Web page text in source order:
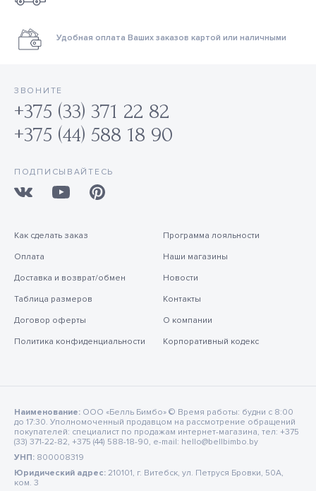
Удобная оплата Ваших заказов картой или наличными
ЗВОНИТЕ
+375 (33) 371 22 82
+375 (44) 588 18 90
ПОДПИСЫВАЙТЕСЬ
Как сделать заказ
Оплата
Доставка и возврат/обмен
Таблица размеров
Договор оферты
Политика конфиденциальности
Программа лояльности
Наши магазины
Новости
Контакты
О компании
Корпоративный кодекс
Наименование: ООО «Белль Бимбо» © Время работы: будни с 8:00
до 17:30. Уполномоченный продавцом на рассмотрение обращений
покупателей: специалист по продажам интернет-магазина, тел: +375
(33) 371-22-82, +375 (44) 588-18-90, e-mail: hello@bellbimbo.by
УНП: 800008319
Юридический адрес: 210101, г. Витебск, ул. Петруся Бровки, 50А,
ком. 3